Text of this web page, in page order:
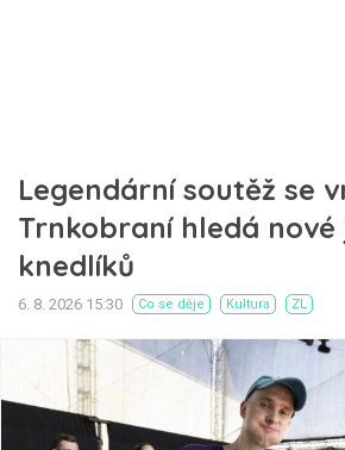
Legendární soutěž se
Trnkobraní hledá nové
knedlíků
6. 8. 2026 15:30 Co se děje Kultura ZL